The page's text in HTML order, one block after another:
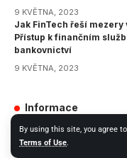
By using this site, you agree
Terms of Use.
9 KVĚTNA, 2023
Jak FinTech řeší
Přístup k finančním
bankovnictví
9 KVĚTNA, 2023
Informace
GDPR